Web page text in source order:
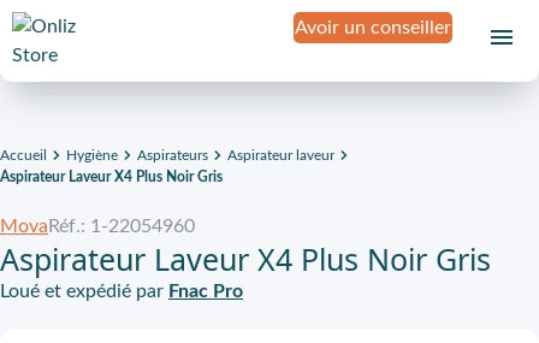
Avoir un conseiller
Accueil Hygiène Aspirateurs
Aspirateur laveur
Aspirateur Laveur X4 Plus Noir Gris
Mova Réf.: 1-22054960
Aspirateur Laveur X4 Plus Noir Gris
Loué et expédié par Fnac Pro